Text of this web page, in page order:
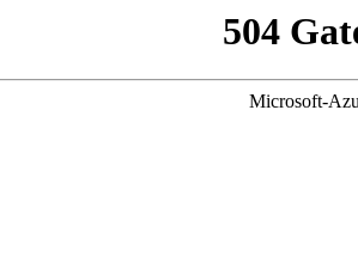
504
Microsoft-